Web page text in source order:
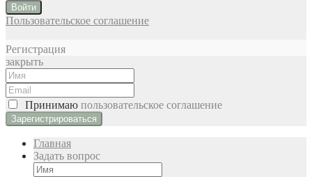
Войти
Пользовательское соглашение
Регистрация
закрыть
Принимаю пользовательское соглашение
Главная
Задать вопрос